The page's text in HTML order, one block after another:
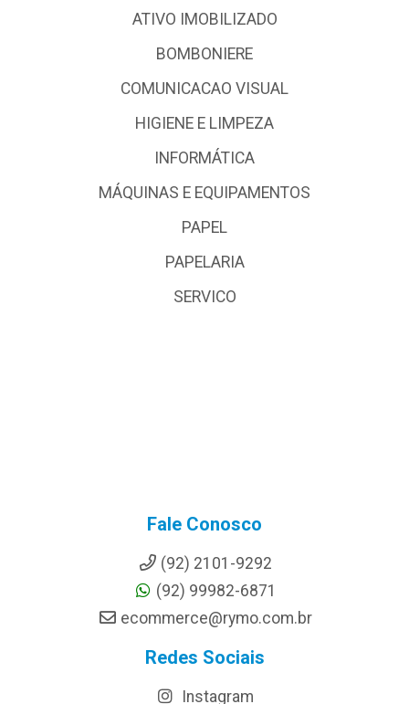
ATIVO IMOBILIZADO
BOMBONIERE
COMUNICACAO VISUAL
HIGIENE E LIMPEZA
INFORMÁTICA
MÁQUINAS E EQUIPAMENTOS
PAPEL
PAPELARIA
SERVICO
Fale Conosco
(92) 2101-9292
(92) 99982-6871
ecommerce@rymo.com.br
Redes Sociais
Instagram